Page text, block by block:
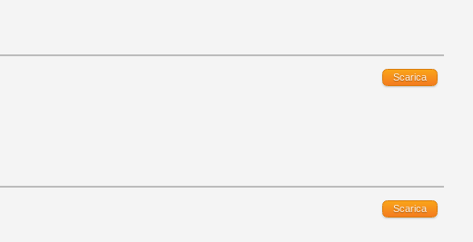
Scarica
Scarica